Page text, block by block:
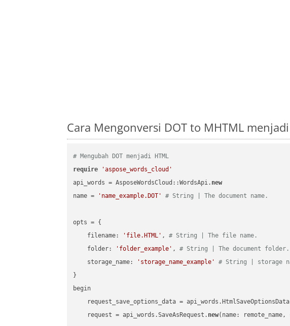
Cara Mengonversi DOT to MHTML
# Mengubah DOT menjadi HTML
require
'aspose_words_cloud'
api_words = AsposeWordsCloud::WordsApi. new
name =
'name_example.DOT' # String | The document name.
opts = {
    filename:
'file.HTML' , # String | The file name.
    folder:
'folder_example' , # String | The document folder.
    storage_name:
'storage_name_example'
# String | storage
}
begin
request_save_options_data =
    request = api_words.SaveAsRequest.
new(name: